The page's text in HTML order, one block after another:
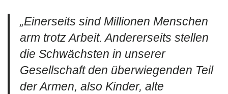
„Einerseits sind Millionen Menschen
arm trotz Arbeit. Andererseits stellen
die Schwächsten in unserer
Gesellschaft den überwiegenden Teil
der Armen, also Kinder, alte